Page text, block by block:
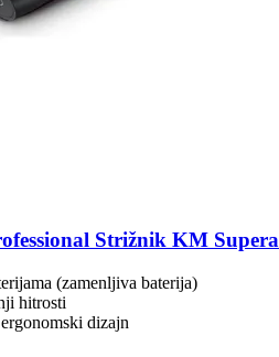
Strižnik KM Supera
(zamenljiva baterija)
hitrosti
dizajn